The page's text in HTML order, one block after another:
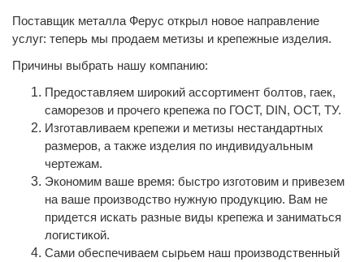
Поставщик металла Ферус открыл новое направление
услуг: теперь мы продаем метизы и крепежные изделия.
Причины выбрать нашу компанию:
Предоставляем широкий ассортимент болтов, гаек,
саморезов и прочего крепежа по ГОСТ, DIN, ОСТ, ТУ.
Изготавливаем крепежи и метизы нестандартных
размеров, а также изделия по индивидуальным
чертежам.
Экономим ваше время: быстро изготовим и привезем
на ваше производство нужную продукцию. Вам не
придется искать разные виды крепежа и заниматься
логистикой.
Сами обеспечиваем сырьем наш производственный